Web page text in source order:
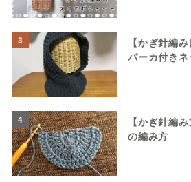
3
【かぎ針編
パーカ付き
4
【かぎ針編
の編み方